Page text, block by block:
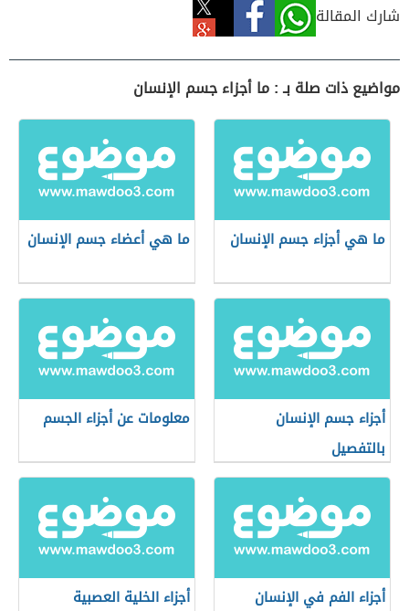
شارك المقالة
مواضيع ذات صلة بـ : ما أجزاء جسم الإنسان
ما هي أجزاء جسم الإنسان ما هي أعضاء جسم الإنسان
أجزاء جسم الإنسان
بالتفصيل
معلومات عن أجزاء الجسم
أجزاء الفم في الإنسان أجزاء الخلية العصبية